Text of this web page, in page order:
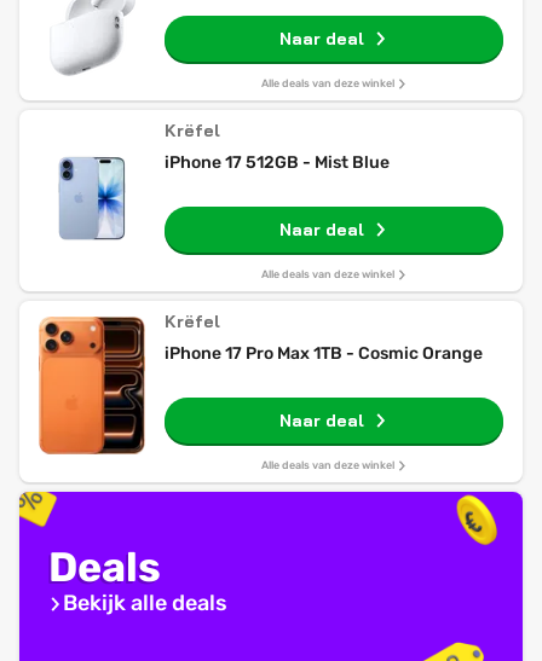
Naar deal
Alle deals van deze winkel
Krëfel
iPhone 17 512GB - Mist Blue
Naar deal
Alle deals van deze winkel
Krëfel
iPhone 17 Pro Max 1TB - Cosmic Orange
Naar deal
Alle deals van deze winkel
Deals
Bekijk alle deals